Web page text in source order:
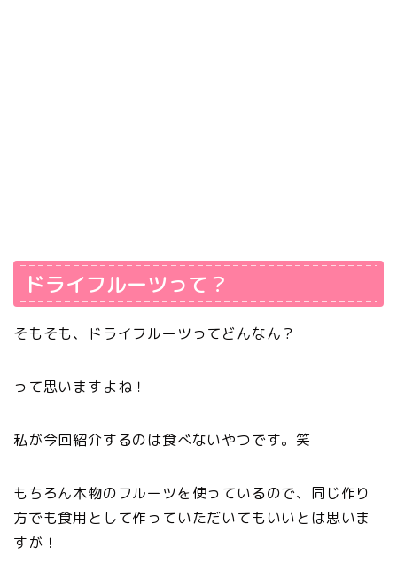
ドライフルーツって？
そもそも、ドライフルーツってどんなん？
って思いますよね！
私が今回紹介するのは食べないやつです。笑
もちろん本物のフルーツを使っているので、同じ作り
方でも食用として作っていただいてもいいとは思いま
すが！